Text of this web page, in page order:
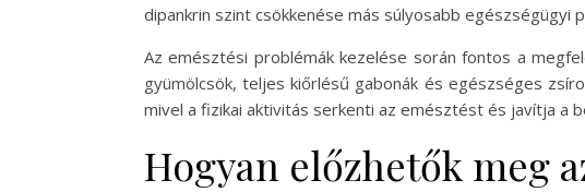
dipankrin szint csökkenése más súlyosabb egészségügyi
Az emésztési problémák kezelése során fontos a
gyümölcsök, teljes kiőrlésű gabonák és egészséges
mivel a fizikai aktivitás serkenti az emésztést és javítja a
Hogyan előzhetők meg